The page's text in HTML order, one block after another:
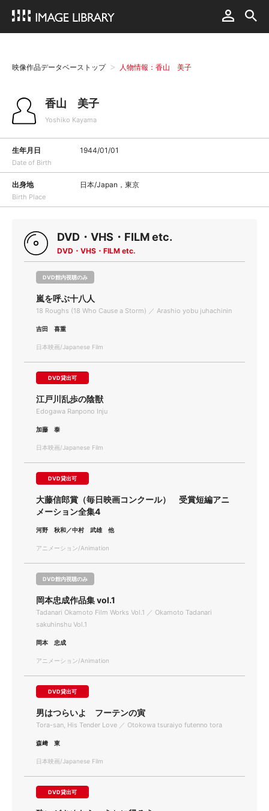
映像作品データベーストップ 人物情報：香山 美子
香山 美子
Yoshiko Kayama
生年月日
Date of Birth
1944/01/01
出身地
Birth Place
日本/Japan，東京
DVD・VHS・FILM etc.
DVD・VHS・FILM etc.
DVD館内視聴のみ
嵐を呼ぶ十八人
18 Roughs (18 Who Cause a Storm) ／ Arashio yobu juhachinin
吉田 喜重
日本映画/Japanese Film
DVD貸出可
江戸川乱歩の陰獣
Edogawa Ranpono Inju
加藤 泰
日本映画/Japanese Film
DVD貸出可
大藤信郎賞（毎日映画コンクール） 受賞短編アニ
メーション全集4
河野 秋和／中村 武雄 他
アニメーション/Animation
DVD館内視聴のみ
岡本忠成作品集 vol.1
Tadanari Okamoto Film Works Vol.1 ／ Okamoto Tadanari
sakuhinshu Vol.1
岡本 忠成
アニメーション/Animation
DVD貸出可
男はつらいよ フーテンの寅
Tora-san, His Tender Love ／ Otokowa tsuraiyo futenno tora
森﨑 東
日本映画/Japanese Film
DVD貸出可